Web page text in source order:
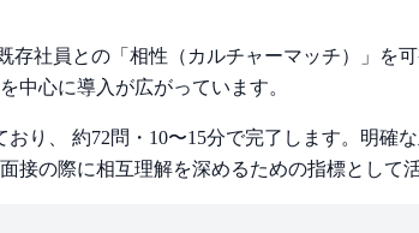
社員との「相性（カルチャーマッチ）」を
中心に導入が広がっています。
り、 約72問・10〜15分で完了します。明確
の際に相互理解を深めるための指標として